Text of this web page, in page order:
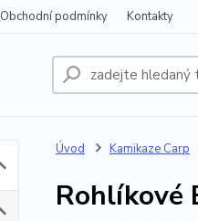
Obchodní podmínky Kontakty
Úvod Kamikaze Carp
Rohlíkové